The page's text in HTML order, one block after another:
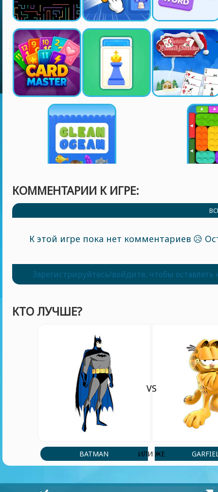
КОММЕНТАРИИ К ИГРЕ:
К этой игре пока нет комментариев 😥
Зарегистрируйтесь/войдите, чтобы
КТО ЛУЧШЕ?
BATMAN
VS
ИЛИ ЖЕ